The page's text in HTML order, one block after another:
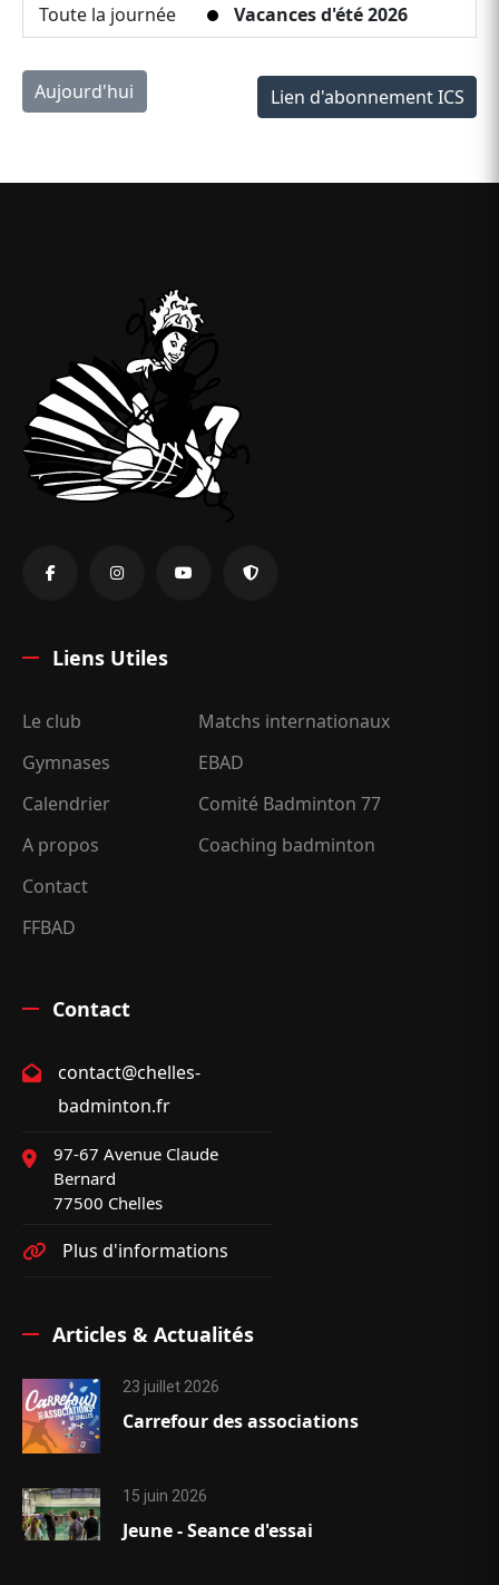
Toute la journée
Vacances d'été 2026
Aujourd'hui Lien d'abonnement ICS
Liens Utiles
Le club
Gymnases
Calendrier
A propos
Contact
FFBAD
Matchs internationaux
EBAD
Comité Badminton 77
Coaching badminton
Contact
contact@chelles-
badminton.fr
97-67 Avenue Claude
Bernard
77500 Chelles
Plus d'informations
Articles & Actualités
23 juillet 2026
Carrefour des associations
15 juin 2026
Jeune - Seance d'essai